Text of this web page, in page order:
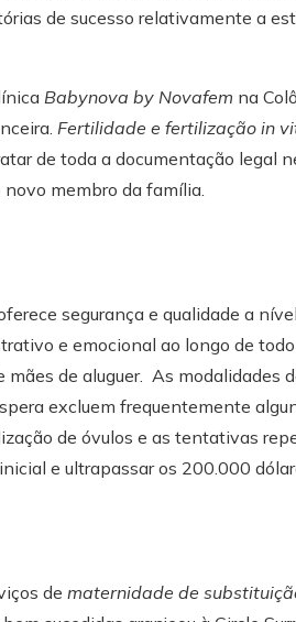
de sucesso relativamente a
Babynova by Novafem na
Fertilidade e fertilização in
de toda a documentação legal
membro da família.
segurança e qualidade a
e emocional ao longo de
de aluguer. As modalidades
excluem frequentemente
de óvulos e as tentativas
e ultrapassar os 200.000
de maternidade de